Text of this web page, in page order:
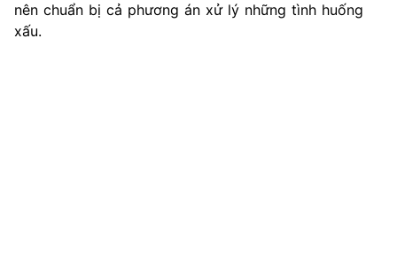
nên chuẩn bị cả phương án xử lý những tình huống
xấu.